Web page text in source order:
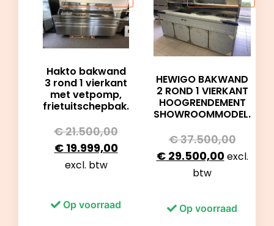
Hakto bakwand
3 rond 1 vierkant
met vetpomp,
frietuitschepbak.
€21.500,00
€19.999,00
excl. btw
Op voorraad
HEWIGO BAKWAND
2 ROND 1 VIERKANT
HOOGRENDEMENT
SHOWROOMMODEL.
€37.500,00
€29.500,00excl.
btw
Op voorraad